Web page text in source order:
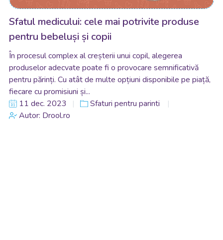
Sfatul medicului: cele mai potrivite produse
pentru bebeluși și copii
În procesul complex al creșterii unui copil, alegerea
produselor adecvate poate fi o provocare semnificativă
pentru părinți. Cu atât de multe opțiuni disponibile pe piață,
fiecare cu promisiuni și...
11 dec. 2023
Sfaturi pentru parinti
Autor: Drool.ro